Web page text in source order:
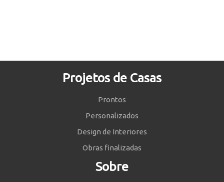
Projetos de Casas
Prontos
Personalizados
Design de Interiores
Obras finalizadas
Sobre